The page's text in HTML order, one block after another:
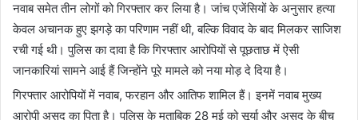
नवाब समेत तीन लोगों को गिरफ्तार कर लिया है। जांच एजेंसियों के अनुसार हत्या
केवल अचानक हुए झगड़े का परिणाम नहीं थी, बल्कि विवाद के बाद मिलकर साजिश
रची गई थी। पुलिस का दावा है कि गिरफ्तार आरोपियों से पूछताछ में ऐसी
जानकारियां सामने आई हैं जिन्होंने पूरे मामले को नया मोड़ दे दिया है।
गिरफ्तार आरोपियों में नवाब, फरहान और आतिफ शामिल हैं। इनमें नवाब मुख्य
आरोपी असद का पिता है। पुलिस के मुताबिक 28 मई को सूर्या और असद के बीच